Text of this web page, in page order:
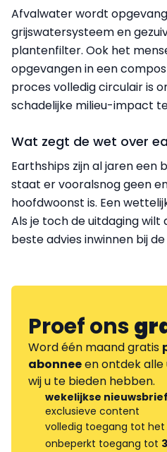
Afvalwater wordt
grijswatersysteem en
plantenfilter. Ook het
opgevangen in een
proces volledig circulair is
schadelijke milieu-impact
Wat zegt de wet over
Earthships zijn al jaren een
staat er vooralsnog geen
hoofdwoonst is. Een
Als je toch de uitdaging wilt
beste advies inwinnen bij
Proef ons
Word één maand gratis
abonneeen ontdek alle
wij u te bieden hebben.
wekelijkse nieuwsbrief
exclusieve content
volledig toegang tot het
onbeperkt toegang tot